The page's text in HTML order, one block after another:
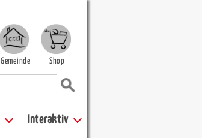
Gemeinde Shop
Interaktiv